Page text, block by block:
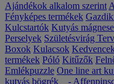
Ajándékok alkalom szerint
Fényképes termékek
Kulcstartók Kutyás
Perselyek Születésvirág
Boxok Kulacsok
termékek Póló Kitűzők
Emlékpuzzle One line art
kutyás bögrék
-